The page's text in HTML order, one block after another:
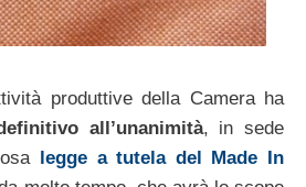
produttive della Camera ha
all’unanimità, in sede
legge a tutela del Made In